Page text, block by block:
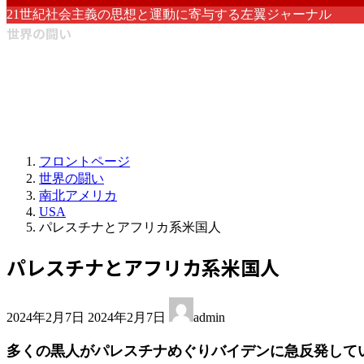
21世紀社会主義の思想と運動に寄与する左翼ジャーナル
世界の闘い
フロントページ
世界の闘い
南北アメリカ
USA
パレスチナとアフリカ系米国人
パレスチナとアフリカ系米国人
2024年2月7日 終
新
2024年2月7日 admin
多くの黒人がパレスチナめぐりバイデンに急反発して